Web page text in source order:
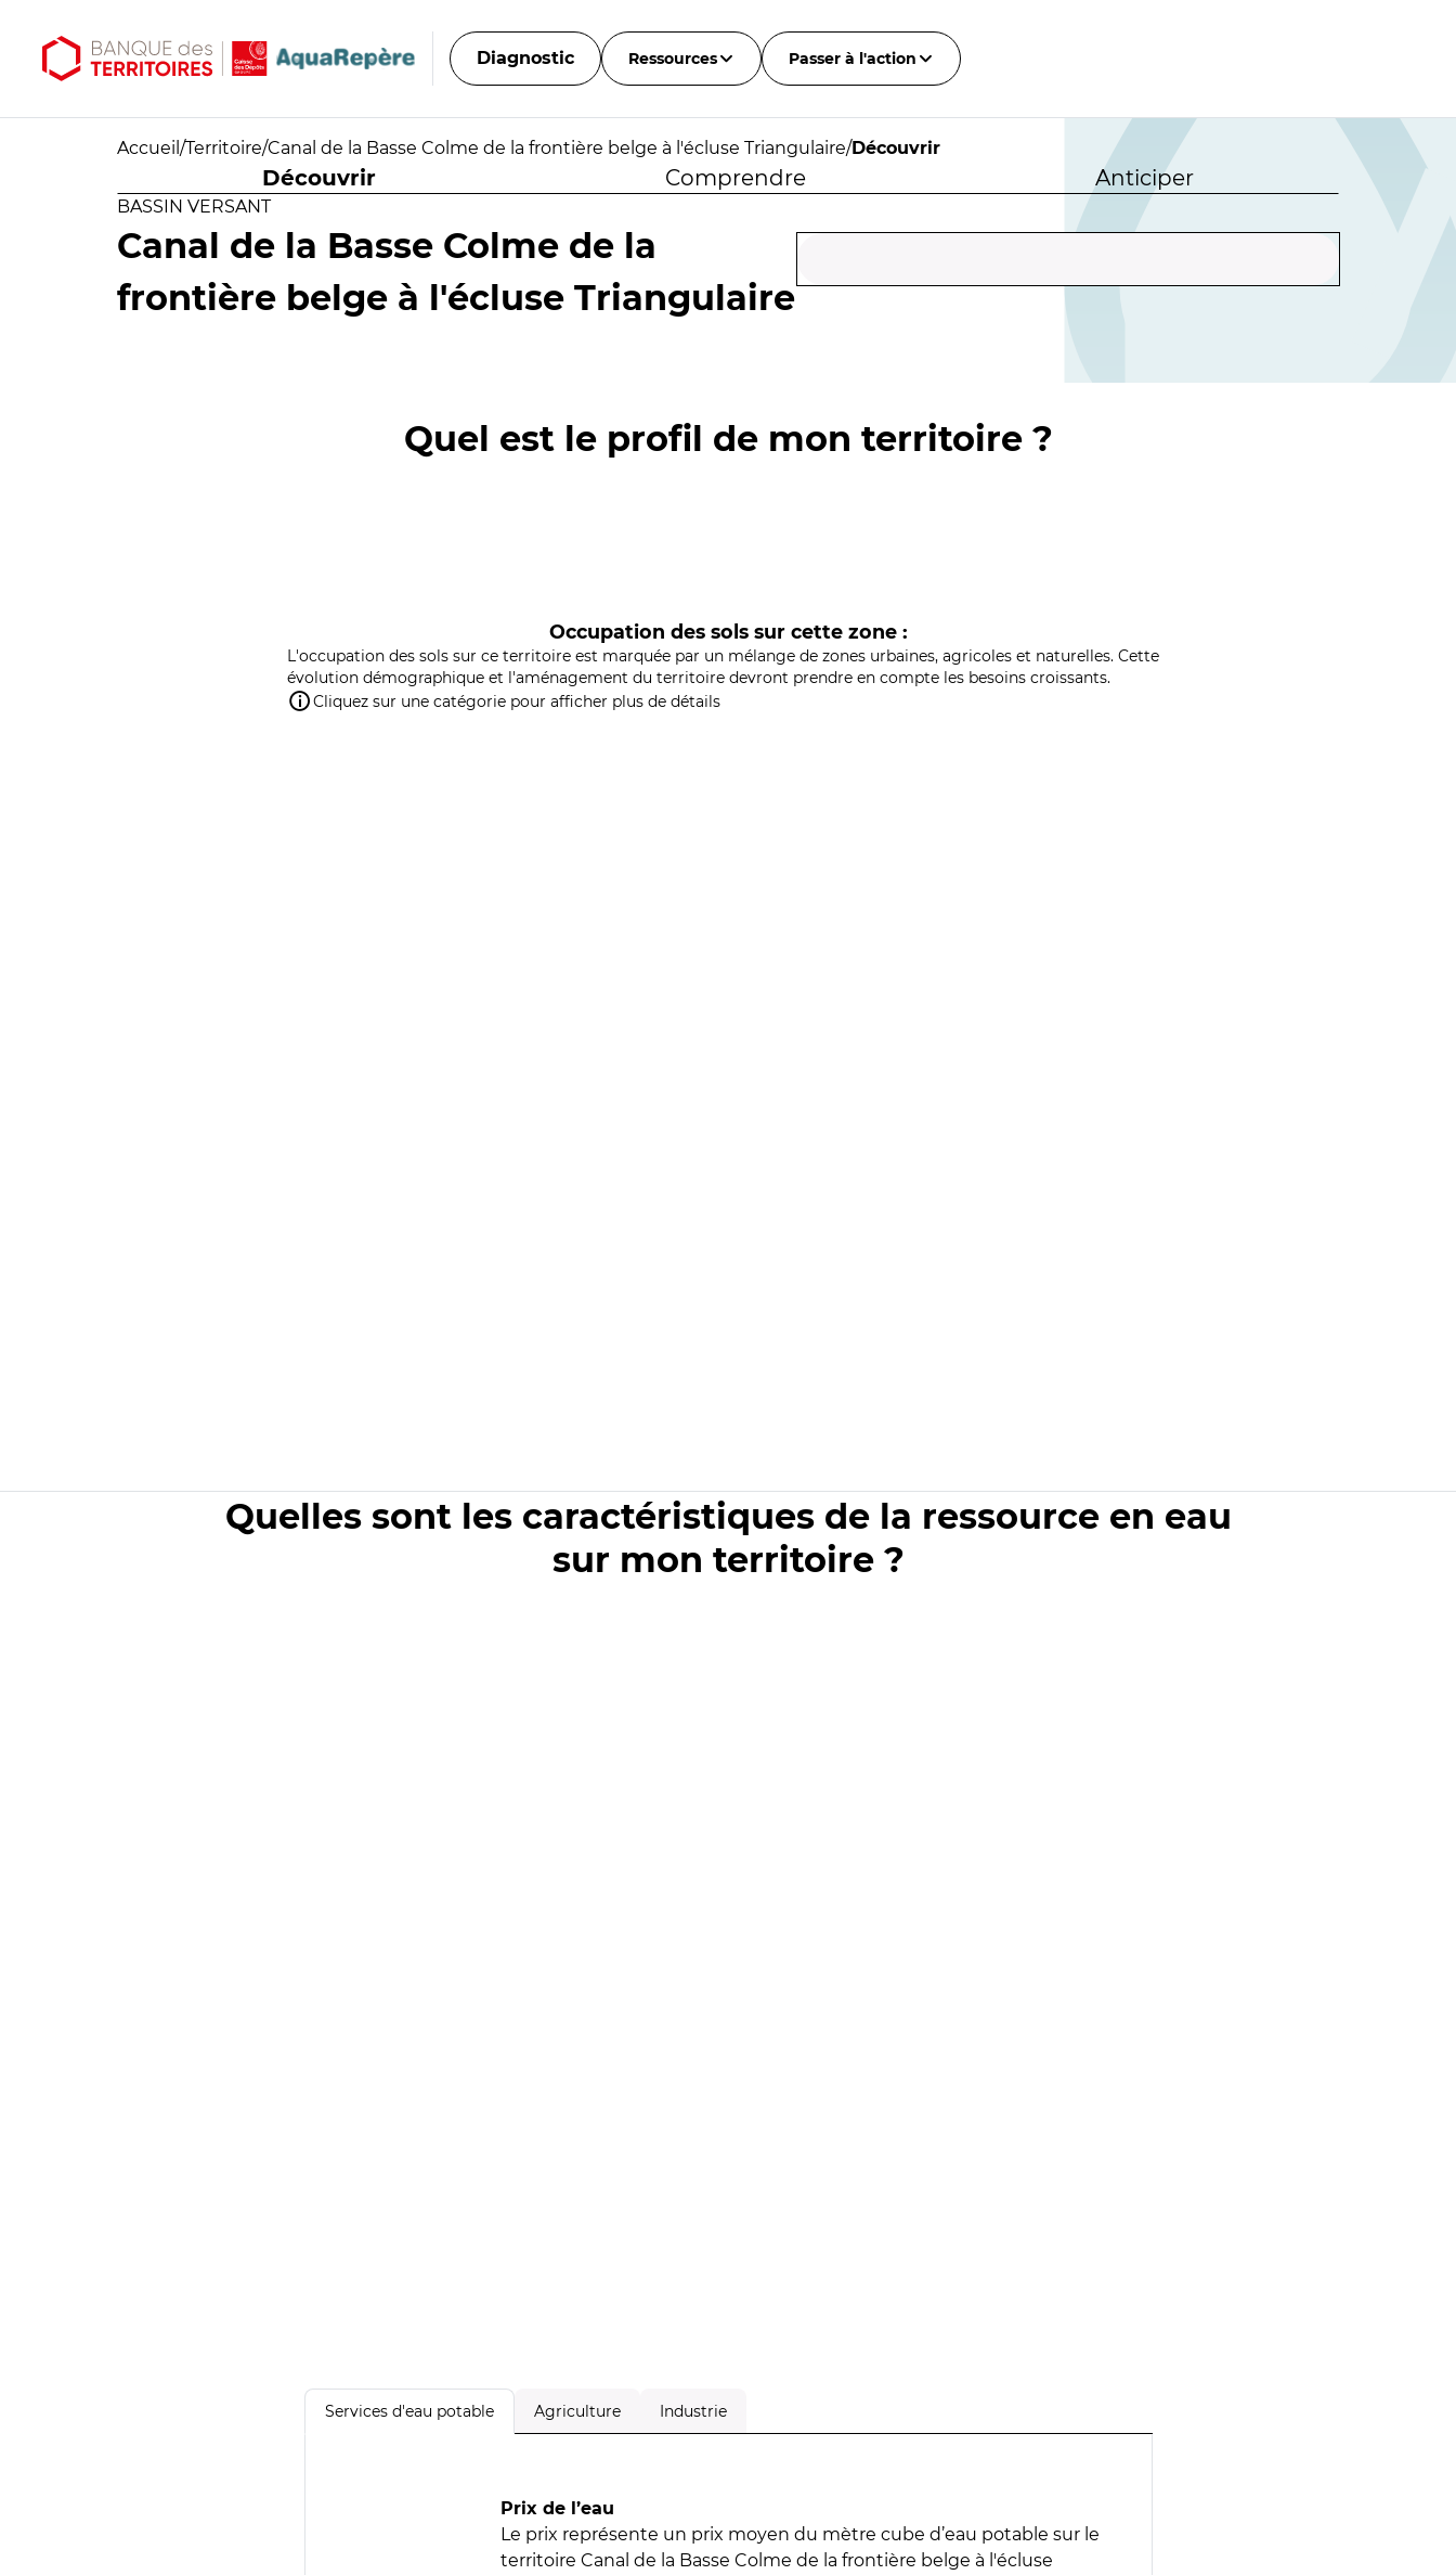
Diagnostic Ressources Passer à l'action
Accueil /Territoire/Canal de la Basse Colme de la frontière belge à l'écluse Triangulaire/Découvrir
Découvrir Comprendre Anticiper
BASSIN VERSANT
Canal de la Basse Colme de la
frontière belge à l'écluse Triangulaire
Quel est le profil de mon territoire ?
Occupation des sols sur cette zone :
L'occupation des sols sur ce territoire est marquée par un mélange de zones urbaines, agricoles et naturelles. Cette
évolution démographique et l'aménagement du territoire devront prendre en compte les besoins croissants.
Cliquez sur une catégorie pour afficher plus de détails
Quelles sont les caractéristiques de la ressource en eau
sur mon territoire ?
Services d'eau potable Agriculture Industrie
Prix de l’eau
Le prix représente un prix moyen du mètre cube d’eau potable sur le
territoire Canal de la Basse Colme de la frontière belge à l'écluse